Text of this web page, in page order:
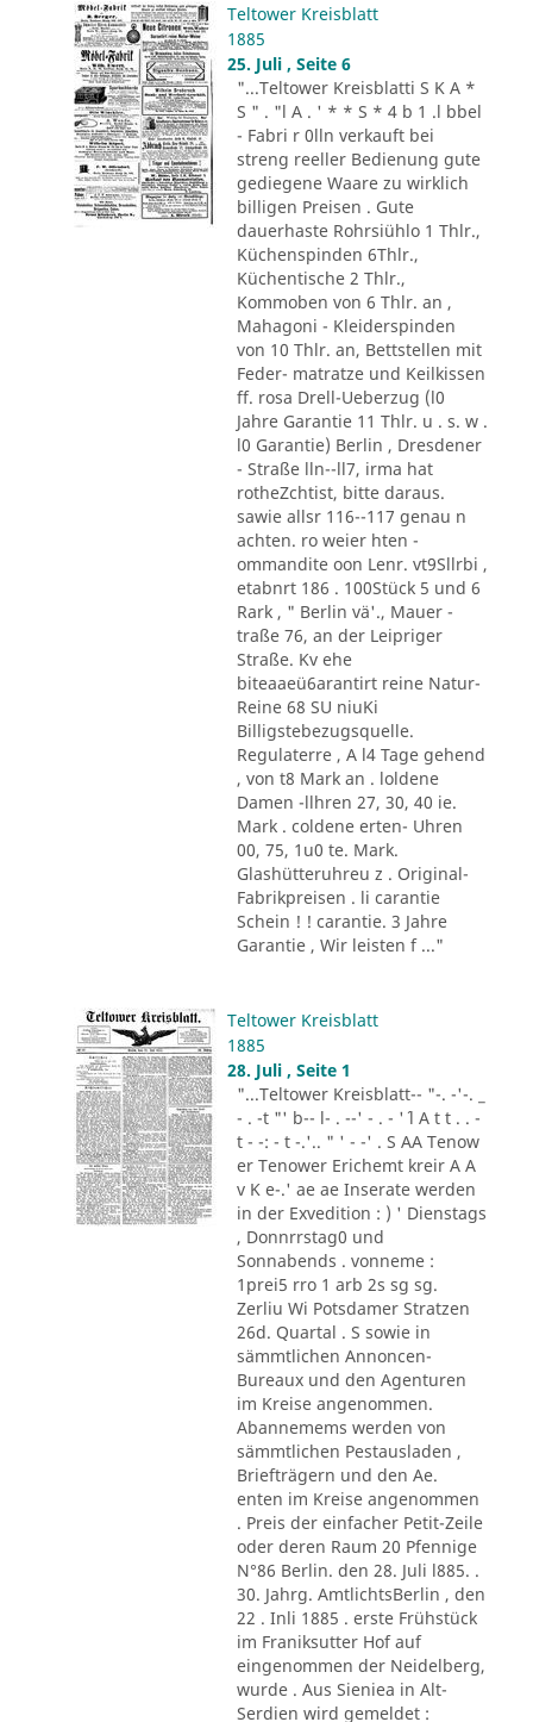
Teltower Kreisblatt
1885
25. Juli , Seite 6
"...Teltower Kreisblatti S K A *
S " . "l A . ' * * S * 4 b 1 .l bbel
- Fabri r 0lln verkauft bei
streng reeller Bedienung gute
gediegene Waare zu wirklich
billigen Preisen . Gute
dauerhaste Rohrsiühlo 1 Thlr.,
Küchenspinden 6Thlr.,
Küchentische 2 Thlr.,
Kommoben von 6 Thlr. an ,
Mahagoni - Kleiderspinden
von 10 Thlr. an, Bettstellen mit
Feder- matratze und Keilkissen
ff. rosa Drell-Ueberzug (l0
Jahre Garantie 11 Thlr. u . s. w .
l0 Garantie) Berlin , Dresdener
- Straße lln--ll7, irma hat
rotheZchtist, bitte daraus.
sawie allsr 116--117 genau n
achten. ro weier hten -
ommandite oon Lenr. vt9Sllrbi ,
etabnrt 186 . 100Stück 5 und 6
Rark , " Berlin vä'., Mauer -
traße 76, an der Leipriger
Straße. Kv ehe
biteaaeü6arantirt reine Natur-
Reine 68 SU niuKi
Billigstebezugsquelle.
Regulaterre , A l4 Tage gehend
, von t8 Mark an . loldene
Damen -llhren 27, 30, 40 ie.
Mark . coldene erten- Uhren
00, 75, 1u0 te. Mark.
Glashütteruhreu z . Original-
Fabrikpreisen . li carantie
Schein ! ! carantie. 3 Jahre
Garantie , Wir leisten f ..."
Teltower Kreisblatt
1885
28. Juli , Seite 1
"...Teltower Kreisblatt-- "-. -'-. _
- . -t "' b-- l- . --' - . - '´ l A t t . . -
t - -: - t -.'.. " ' - -' . S AA Tenow
er Tenower Erichemt kreir A A
v K e-.' ae ae Inserate werden
in der Exvedition : ) ' Dienstags
, Donnrrstag0 und
Sonnabends . vonneme :
1prei5 rro 1 arb 2s sg sg.
Zerliu Wi Potsdamer Stratzen
26d. Quartal . S sowie in
sämmtlichen Annoncen-
Bureaux und den Agenturen
im Kreise angenommen.
Abannemems werden von
sämmtlichen Pestausladen ,
Briefträgern und den Ae.
enten im Kreise angenommen
. Preis der einfacher Petit-Zeile
oder deren Raum 20 Pfennige
N°86 Berlin. den 28. Juli l885. .
30. Jahrg. AmtlichtsBerlin , den
22 . Inli 1885 . erste Frühstück
im Franiksutter Hof auf
eingenommen der Neidelberg,
wurde . Aus Sieniea in Alt-
Serdien wird gemeldet :